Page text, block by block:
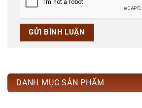
DANH MỤC SẢN PHẨM